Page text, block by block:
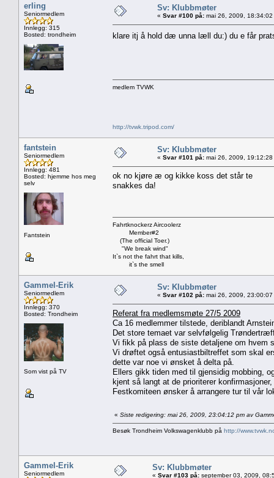
erling
Seniormedlem
Innlegg: 315
Bosted: trondheim
Sv: Klubbmøter
« Svar #100 på: mai 26, 2009, 18:34:02
klare itj å hold dæ unna læll du:) du e får
medlem TVWK
http://tvwk.tripod.com/
fantstein
Seniormedlem
Innlegg: 481
Bosted: hjemme hos meg
selv
Fantstein
Sv: Klubbmøter
« Svar #101 på: mai 26, 2009, 19:12:28
ok no kjøre æ og kikke koss det står te
snakkes da!
Fahrtknockerz Aircoolerz
Member#2
(The official Toer.)
"We break wind"
It`s not the fahrt that kills,
it`s the smell
Gammel-Erik
Seniormedlem
Innlegg: 370
Bosted: Trondheim
Som vist på TV
Sv: Klubbmøter
« Svar #102 på: mai 26, 2009, 23:00:07
Referat fra medlemsmøte 27/5 2009
Ca 16 medlemmer tilstede, deriblandt
Det store temaet var selvfølgelig
Vi fikk på plass de siste detaljene om
Vi drøftet også entusiastbiltreffet som skal
dette var noe vi ønsket å delta på.
Ellers gikk tiden med til gjensidig mobbing,
kjent så langt at de prioriterer
Festkomiteen ønsker å arrangere tur til vår
« Siste redigering: mai 26, 2009, 23:04:12 pm av
Besøk Trondheim Volkswagenklubb på http://
Gammel-Erik
Seniormedlem
Sv: Klubbmøter
« Svar #103 på: september 03, 2009,